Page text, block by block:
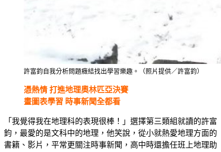
許富鈞自我分析問題癥結找出學習樂趣。（照片提供／許富鈞）
憑熱情 打進地理奧林匹亞決賽
畫圖表學習 時事新聞全都看
「我覺得我在地理科的表現很棒！」選擇第三類組就讀的許富
鈞，最愛的是文科中的地理，他笑說，從小就熱愛地理方面的
書籍、影片，平常更關注時事新聞，高中時還擔任班上地理助